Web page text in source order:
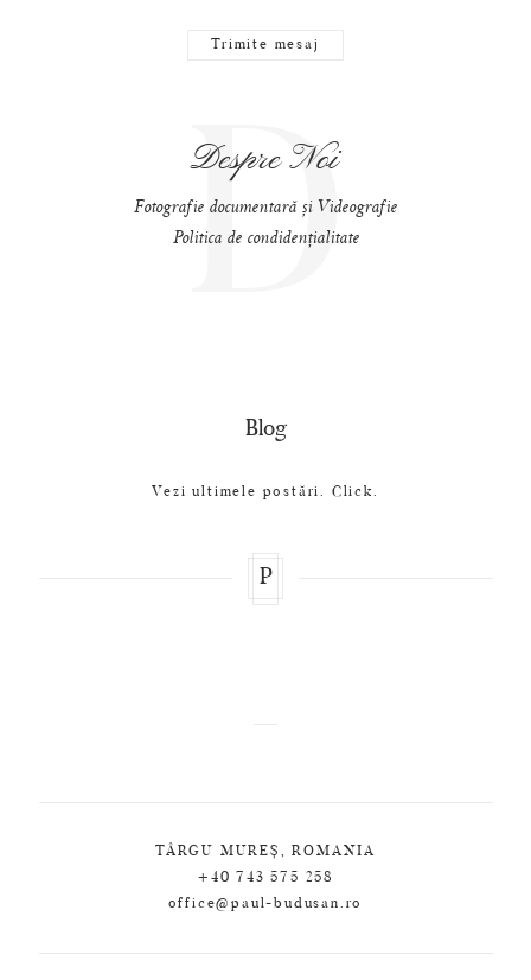
Trimite mesaj
Despre Noi
D
Fotografie documentară și Videografie
Politica de condidențialitate
Blog
Vezi ultimele postări. Click.
P
TÂRGU MUREȘ, ROMANIA
+40 743 575 258
office@paul-budusan.ro